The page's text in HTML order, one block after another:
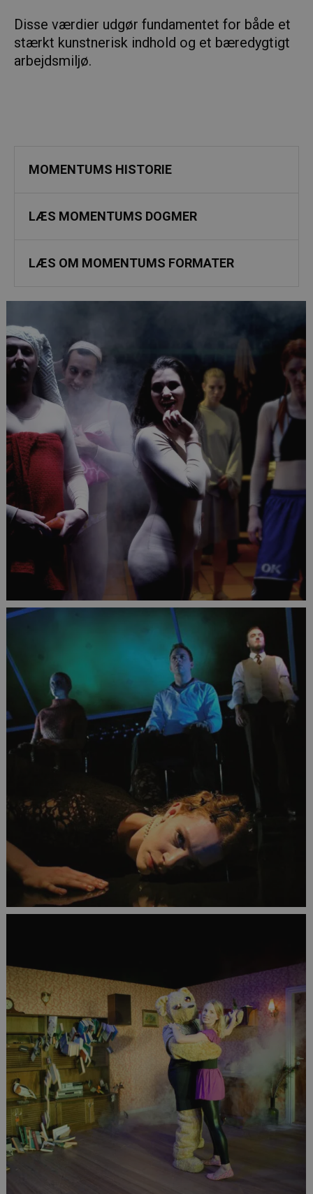
Disse værdier udgør fundamentet for både et
stærkt kunstnerisk indhold og et bæredygtigt
arbejdsmiljø.
MOMENTUMS HISTORIE
LÆS MOMENTUMS DOGMER
LÆS OM MOMENTUMS FORMATER